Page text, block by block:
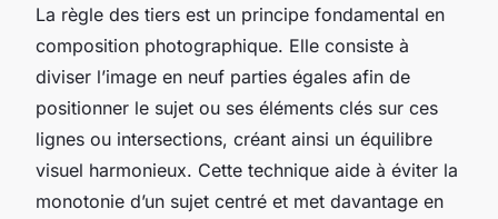
La règle des tiers est un principe fondamental en
composition photographique. Elle consiste à
diviser l’image en neuf parties égales afin de
positionner le sujet ou ses éléments clés sur ces
lignes ou intersections, créant ainsi un équilibre
visuel harmonieux. Cette technique aide à éviter la
monotonie d’un sujet centré et met davantage en